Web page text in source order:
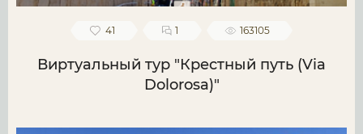
41 1 163105
Виртуальный тур "Крестный путь (Via
Dolorosa)"